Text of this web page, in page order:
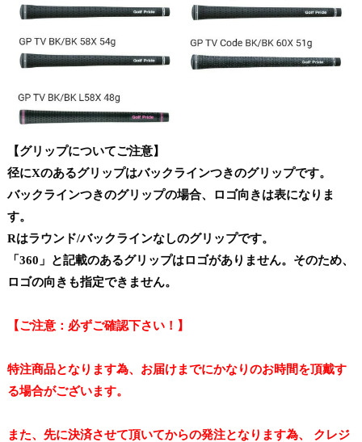
【グリップについてご注意】
径にXのあるグリップはバックラインつきのグリップです。
バックラインつきのグリップの場合、ロゴ向きは表になりま
す。
Rはラウンド/バックラインなしのグリップです。
「360」と記載のあるグリップはロゴがありません。そのため、
ロゴの向きも指定できません。
【ご注意：必ずご確認下さい！】
特注商品となります為、お届けまでにかなりのお時間を頂戴す
る場合がございます。
また、先に決済させて頂いてからの発注となります為、 クレジ